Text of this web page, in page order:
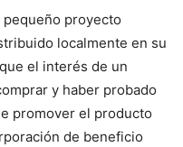
pequeño proyecto
localmente en su
el interés de un
y haber probado
promover el producto
de beneficio